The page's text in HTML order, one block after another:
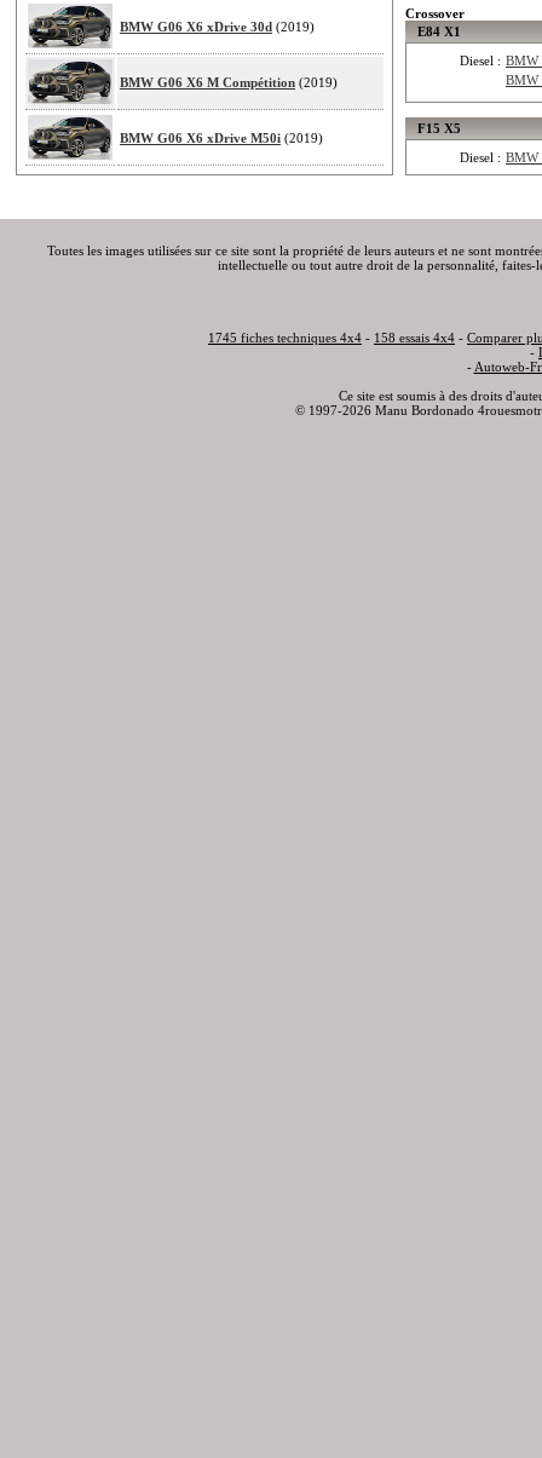
BMW G06 X6 xDrive 30d (2019)
BMW G06 X6 M Compétition (2019)
BMW G06 X6 xDrive M50i (2019)
Crossover
E84 X1
Diesel : BMW
BMW
F15 X5
Diesel : BMW
Toutes les images utilisées sur ce site sont la propriété de leurs auteurs et ne sont
intellectuelle ou tout autre droit de la personnalité,
1745 fiches techniques 4x4 - 158 essais 4x4 - Comparer
-
- Autoweb-
Ce site est soumis à des droits
© 1997-2026 Manu Bordonado